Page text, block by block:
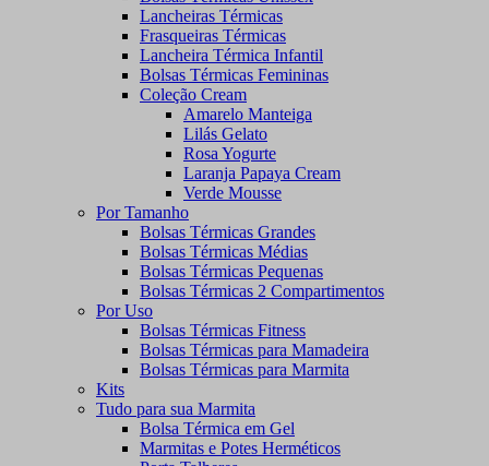
Lancheiras Térmicas
Frasqueiras Térmicas
Lancheira Térmica Infantil
Bolsas Térmicas Femininas
Coleção Cream
Amarelo Manteiga
Lilás Gelato
Rosa Yogurte
Laranja Papaya Cream
Verde Mousse
Por Tamanho
Bolsas Térmicas Grandes
Bolsas Térmicas Médias
Bolsas Térmicas Pequenas
Bolsas Térmicas 2 Compartimentos
Por Uso
Bolsas Térmicas Fitness
Bolsas Térmicas para Mamadeira
Bolsas Térmicas para Marmita
Kits
Tudo para sua Marmita
Bolsa Térmica em Gel
Marmitas e Potes Herméticos